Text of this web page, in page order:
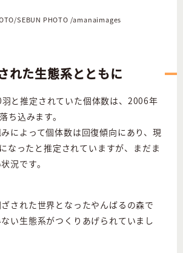
SEBUN PHOTO /amanaimages
れた生態系とともに
と推定されていた個体数は、2006年
ち込みます。
によって個体数は回復傾向にあり、現
なったと推定されていますが、まだま
況です。
された世界となったやんばるの森で
い生態系がつくりあげられていまし